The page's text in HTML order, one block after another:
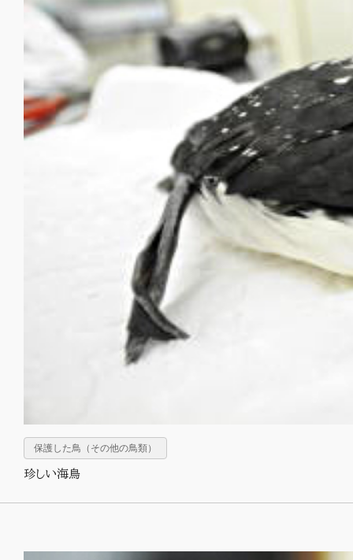
保護した鳥（その他の鳥類）
珍しい海鳥